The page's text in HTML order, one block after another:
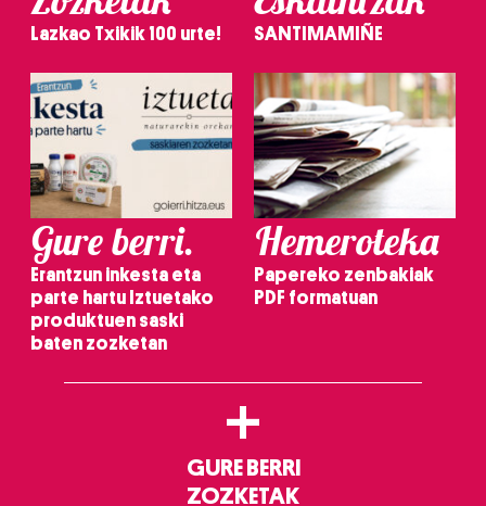
Lazkao Txikik 100 urte! SANTIMAMIÑE
Gure berri.
Erantzun inkesta eta
parte hartu Iztuetako
produktuen saski
baten zozketan
Hemeroteka
Papereko zenbakiak
PDF formatuan
+
GURE BERRI
ZOZKETAK